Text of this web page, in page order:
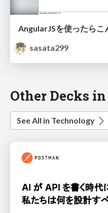
AngularJSを使ったらこ
sasata299
Other Decks
See All in Technology